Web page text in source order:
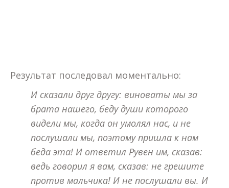
Результат последовал моментально:
И сказали друг другу: виноваты мы за
брата нашего, беду души которого
видели мы, когда он умолял нас, и не
послушали мы, поэтому пришла к нам
беда эта! И ответил Рувен им, сказав:
ведь говорил я вам, сказав: не грешите
против мальчика! И не послушали вы. И